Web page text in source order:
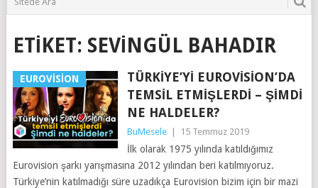
ETIKET: SEVINGÜL BAHADIR
EUROVISION
TÜRKIYE’YI EUROVISION’DA
TEMSIL ETMIŞLERDI – ŞIMDI
NE HALDELER?
BuMesele 15 Temmuz 2019
İlk olarak 1975 yılında katıldığımız
Eurovision şarkı yarışmasına 2012 yılından beri katılmıyoruz.
Türkiye’nin katılmadığı süre uzadıkça Eurovision bizim için bir mazi